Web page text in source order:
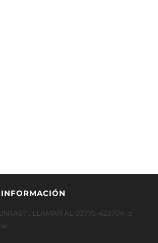
, LLAMAR AL 03775-423704 o